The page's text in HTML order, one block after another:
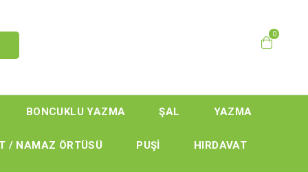
0
BONCUKLU YAZMA ŞAL YAZMA
/ NAMAZ ÖRTÜSÜ PUŞİ HIRDAVAT